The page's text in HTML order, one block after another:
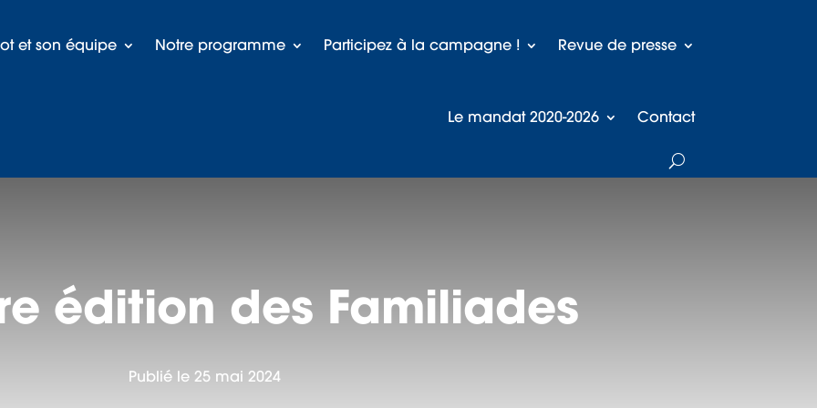
et son équipe Notre programme Participez à la campagne ! Revue de presse
Le mandat 2020-2026 Contact
édition des Familiades
Publié le 25 mai 2024